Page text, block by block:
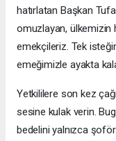
hatırlatan Başkan
omuzlayan, ülkemizin
emekçileriz. Tek
emeğimizle ayakta
Yetkililere son kez
sesine kulak verin.
bedelini yalnızca